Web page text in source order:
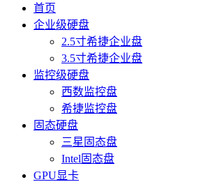
首页
企业级硬盘
2.5寸希捷企业盘
3.5寸希捷企业盘
监控级硬盘
西数监控盘
希捷监控盘
固态硬盘
三星固态盘
Intel固态盘
GPU显卡